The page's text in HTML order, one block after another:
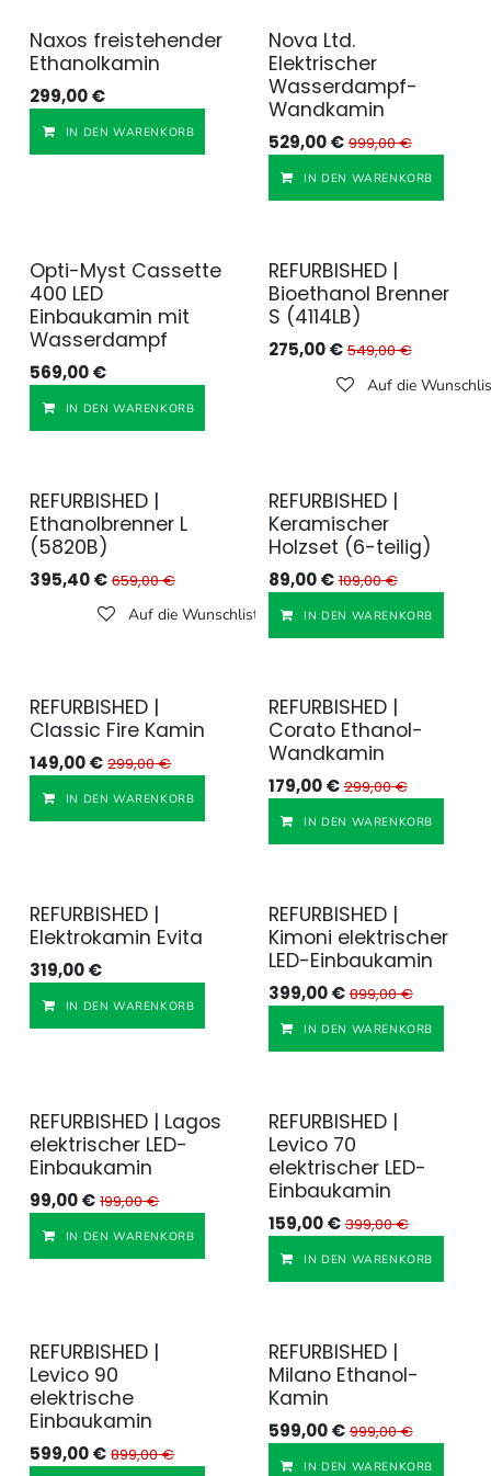
Naxos freistehender
Ethanolkamin
299,00€
IN DEN WARENKORB Auf die Wunschliste
Nova Ltd.
Elektrischer
Wasserdampf-
Wandkamin
529,00€ 999,00€
IN DEN WARENKORB
Opti-Myst Cassette
400 LED
Einbaukamin mit
Wasserdampf
569,00€
IN DEN WARENKORB
Generalüberholt
REFURBISHED |
Bioethanol Brenner
S (4114LB)
275,00€ 549,00€
Auf die
Generalüberholt
REFURBISHED |
Ethanolbrenner L
(5820B)
395,40€ 659,00€
Auf die Wunschliste
REFURBISHED |
Keramischer
Holzset (6-teilig)
89,00€ 109,00€
IN DEN WARENKORB
Generalüberholt
REFURBISHED |
Classic Fire Kamin
149,00€ 299,00€
IN DEN WARENKORB Auf die Wunschliste
Generalüberholt
REFURBISHED |
Corato Ethanol-
Wandkamin
179,00€ 299,00€
IN DEN WARENKORB
Generalüberholt
REFURBISHED |
Elektrokamin Evita
319,00€
IN DEN WARENKORB Auf die Wunschliste
Generalüberholt
REFURBISHED |
Kimoni elektrischer
LED-Einbaukamin
399,00€ 899,00€
IN DEN WARENKORB
Generalüberholt
REFURBISHED | Lagos
elektrischer LED-
Einbaukamin
99,00€ 199,00€
IN DEN WARENKORB Auf die Wunschliste
Generalüberholt
REFURBISHED |
Levico 70
elektrischer LED-
Einbaukamin
159,00€ 399,00€
IN DEN WARENKORB
Generalüberholt
REFURBISHED |
Levico 90
elektrische
Einbaukamin
599,00€ 899,00€
Generalüberholt
REFURBISHED |
Milano Ethanol-
Kamin
599,00€ 999,00€
IN DEN WARENKORB